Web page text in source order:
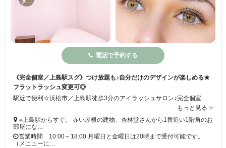
電話で予約する
《完全個室／上島駅スグ》つけ放題も♪自分だけのデザインが楽しめる★
フラットラッシュ変更可◎
駅近で便利☆浜松市／上島駅徒歩3分のアイラッシュサロン♪完全個室なので、周りを気にせず施術が受けられて初めての方でも安心◇ナチュラル派さん向けのシンプルなデザインから、ボリュームラッシュ・つけ放題等で目元の印象がガラっと変わるデザインまで幅広くご対応します！カラーラッシュや育毛トリートメント等のオプションも豊富◎月曜・金曜は20時まで！
もっと見る
※上島駅からすぐ。 赤い屋根の建物、杏林堂さんから1番近い1階角のお
部屋にな…
営業時間 10:00～18:00 月曜日と金曜日は20時まで受付可能です。
（メニューに…